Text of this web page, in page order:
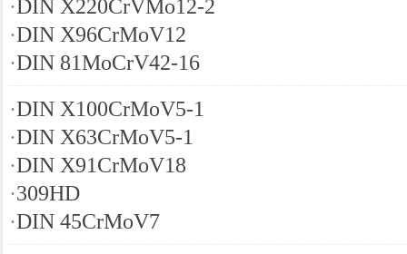
·DIN X220CrVMo12-2
·DIN X96CrMoV12
·DIN 81MoCrV42-16
·DIN X100CrMoV5-1
·DIN X63CrMoV5-1
·DIN X91CrMoV18
·309HD
·DIN 45CrMoV7